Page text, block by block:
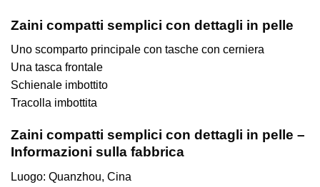
Zaini compatti semplici con dettagli in pelle
Uno scomparto principale con tasche con cerniera
Una tasca frontale
Schienale imbottito
Tracolla imbottita
Zaini compatti semplici con dettagli in pelle –
Informazioni sulla fabbrica
Luogo: Quanzhou, Cina